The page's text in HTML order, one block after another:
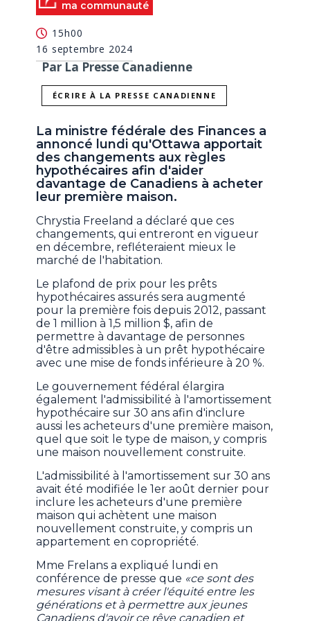
ma communauté
15h00
16 septembre 2024
Par La Presse Canadienne
ÉCRIRE À LA PRESSE CANADIENNE
La ministre fédérale des Finances a
annoncé lundi qu'Ottawa apportait
des changements aux règles
hypothécaires afin d'aider
davantage de Canadiens à acheter
leur première maison.
Chrystia Freeland a déclaré que ces
changements, qui entreront en vigueur
en décembre, refléteraient mieux le
marché de l'habitation.
Le plafond de prix pour les prêts
hypothécaires assurés sera augmenté
pour la première fois depuis 2012, passant
de 1 million à 1,5 million $, afin de
permettre à davantage de personnes
d'être admissibles à un prêt hypothécaire
avec une mise de fonds inférieure à 20 %.
Le gouvernement fédéral élargira
également l'admissibilité à l'amortissement
hypothécaire sur 30 ans afin d'inclure
aussi les acheteurs d'une première maison,
quel que soit le type de maison, y compris
une maison nouvellement construite.
L'admissibilité à l'amortissement sur 30 ans
avait été modifiée le 1er août dernier pour
inclure les acheteurs d'une première
maison qui achètent une maison
nouvellement construite, y compris un
appartement en copropriété.
Mme Frelans a expliqué lundi en
conférence de presse que «ce sont des
mesures visant à créer l'équité entre les
générations et à permettre aux jeunes
Canadiens d'avoir ce rêve canadien et